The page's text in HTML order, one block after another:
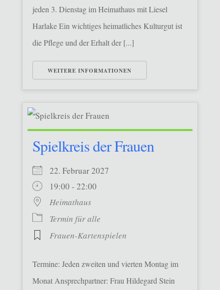
jeden 3. Dienstag im Heimathaus mit Liesel
Harlake Ein wichtiges heimatliches Kulturgut ist
die Pflege und der Erhalt der [...]
WEITERE INFORMATIONEN
Spielkreis der Frauen
22. Februar 2027
19:00 - 22:00
Heimathaus
Termin für alle
Frauen-Kartenspielen
Termine: Jeden zweiten und vierten Montag im
Monat Ansprechpartner: Frau Hildegard Stein